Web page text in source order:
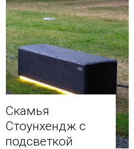
Скамья
Стоунхендж с
подсветкой